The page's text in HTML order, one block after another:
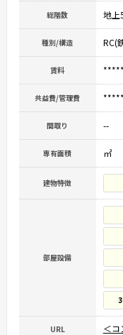
総階数 地上
種別/構造 RC(
賃料 *****
共益費/管理費 *****
間取り --
専有面積 ㎡
建物特徴
部屋設備
URL ＜コ